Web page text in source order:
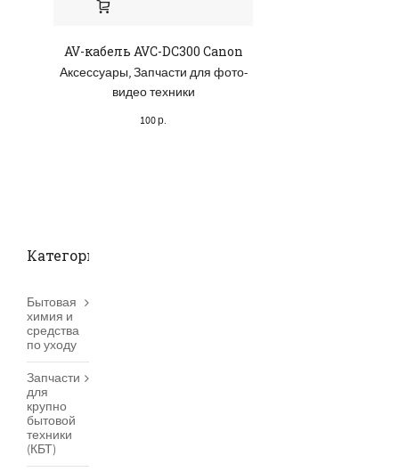
AV-кабель AVC-DC300 Canon
Аксессуары,Запчасти для фото-
видео техники
100р.
Категории товаров
Бытовая
химия и
средства
по уходу
Запчасти
для
крупно
бытовой
техники
(КБТ)